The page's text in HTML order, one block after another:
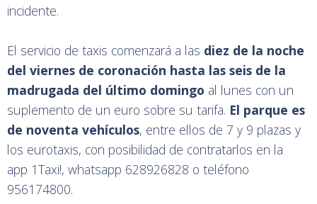
incidente.
El servicio de taxis comenzará a las diez de la noche
del viernes de coronación hasta las seis de la
madrugada del último domingo al lunes con un
suplemento de un euro sobre su tarifa. El parque es
de noventa vehículos, entre ellos de 7 y 9 plazas y
los eurotaxis, con posibilidad de contratarlos en la
app 1Taxi!, whatsapp 628926828 o teléfono
956174800.